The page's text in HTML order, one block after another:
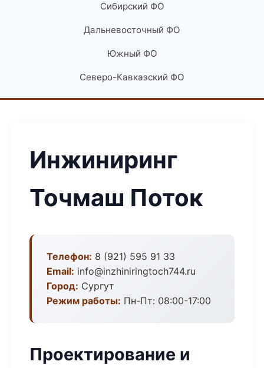
Сибирский ФО
Дальневосточный ФО
Южный ФО
Северо-Кавказский ФО
Инжиниринг
Точмаш Поток
Телефон: 8 (921) 595 91 33
Email: info@inzhiniringtoch744.ru
Город: Сургут
Режим работы: Пн-Пт: 08:00-17:00
Проектирование и